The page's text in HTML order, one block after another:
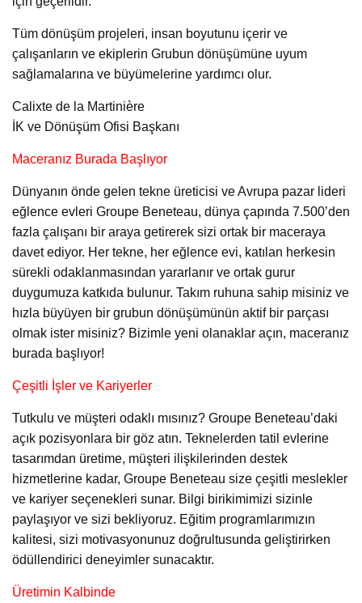
Tüm dönüşüm projeleri, insan boyutunu içerir ve
çalışanların ve ekiplerin Grubun dönüşümüne uyum
sağlamalarına ve büyümelerine yardımcı olur.
Calixte de la Martinière
İK ve Dönüşüm Ofisi Başkanı
Maceranız Burada Başlıyor
Dünyanın önde gelen tekne üreticisi ve Avrupa pazar lideri
eğlence evleri Groupe Beneteau, dünya çapında 7.500’den
fazla çalışanı bir araya getirerek sizi ortak bir maceraya
davet ediyor. Her tekne, her eğlence evi, katılan herkesin
sürekli odaklanmasından yararlanır ve ortak gurur
duygumuza katkıda bulunur. Takım ruhuna sahip misiniz ve
hızla büyüyen bir grubun dönüşümünün aktif bir parçası
olmak ister misiniz? Bizimle yeni olanaklar açın, maceranız
burada başlıyor!
Çeşitli İşler ve Kariyerler
Tutkulu ve müşteri odaklı mısınız? Groupe Beneteau’daki
açık pozisyonlara bir göz atın. Teknelerden tatil evlerine
tasarımdan üretime, müşteri ilişkilerinden destek
hizmetlerine kadar, Groupe Beneteau size çeşitli meslekler
ve kariyer seçenekleri sunar. Bilgi birikimimizi sizinle
paylaşıyor ve sizi bekliyoruz. Eğitim programlarımızın
kalitesi, sizi motivasyonunuz doğrultusunda geliştirirken
ödüllendirici deneyimler sunacaktır.
Üretimin Kalbinde